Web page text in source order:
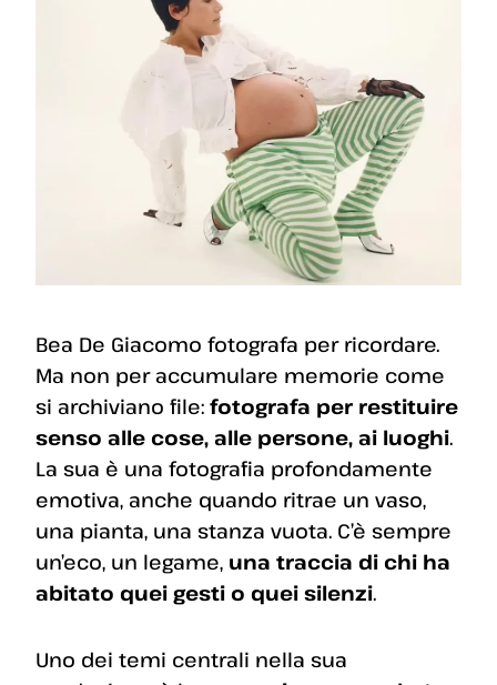
Bea De Giacomo fotografa per ricordare.
Ma non per accumulare memorie come
si archiviano file: fotografa per restituire
senso alle cose, alle persone, ai luoghi.
La sua è una fotografia profondamente
emotiva, anche quando ritrae un vaso,
una pianta, una stanza vuota. C’è sempre
un’eco, un legame, una traccia di chi ha
abitato quei gesti o quei silenzi.
Uno dei temi centrali nella sua